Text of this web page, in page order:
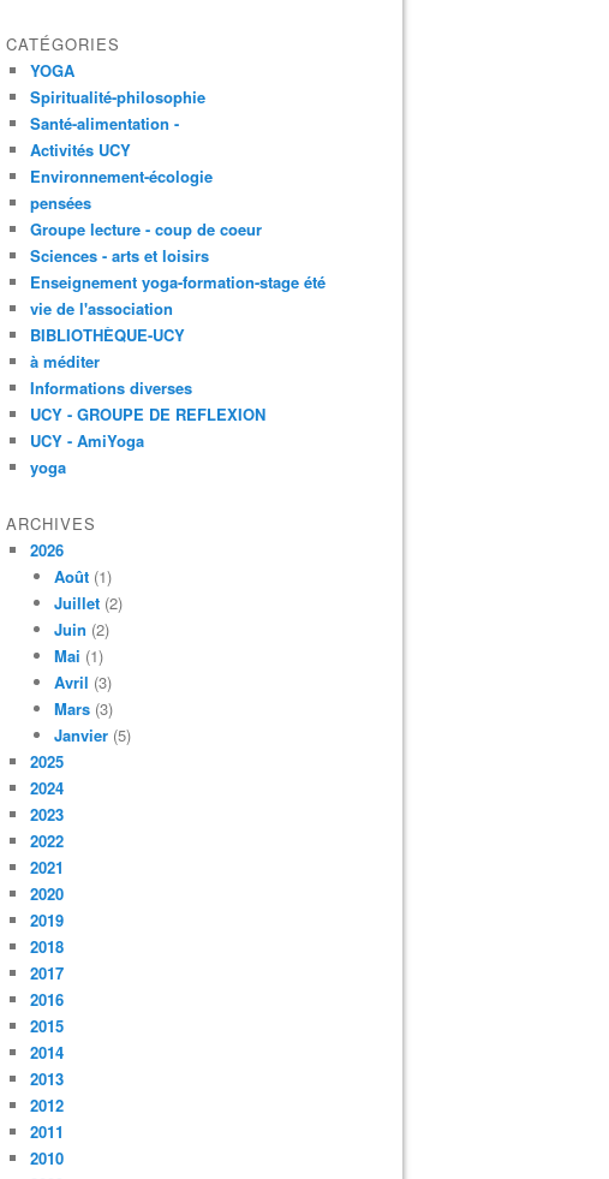
CATÉGORIES
YOGA
Spiritualité-philosophie
Santé-alimentation -
Activités UCY
Environnement-écologie
pensées
Groupe lecture - coup de coeur
Sciences - arts et loisirs
Enseignement yoga-formation-stage été
vie de l'association
BIBLIOTHÈQUE-UCY
à méditer
Informations diverses
UCY - GROUPE DE REFLEXION
UCY - AmiYoga
yoga
ARCHIVES
2026
Août (1)
Juillet (2)
Juin (2)
Mai (1)
Avril (3)
Mars (3)
Janvier (5)
2025
2024
2023
2022
2021
2020
2019
2018
2017
2016
2015
2014
2013
2012
2011
2010